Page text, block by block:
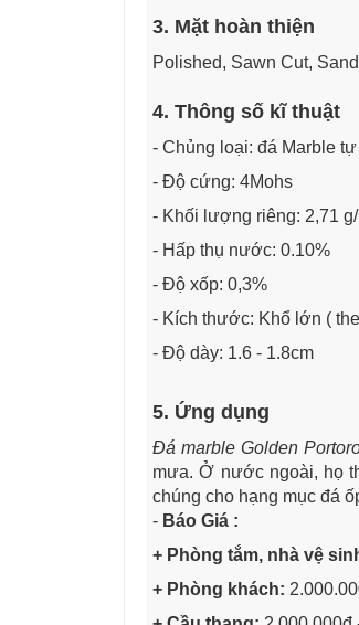
3. Mặt hoàn thiện
Polished, Sawn Cut,
4. Thông số kĩ thuật
- Chủng loại: đá Marble
- Độ cứng: 4Mohs
- Khối lượng riêng: 2,71
- Hấp thụ nước: 0.10%
- Độ xốp: 0,3%
- Kích thước: Khổ lớn (
- Độ dày: 1.6 - 1.8cm
5. Ứng dụng
Đá marble Golden
mưa. Ở nước ngoài, họ
chúng cho hạng mục đá
- Báo Giá :
+ Phòng tắm, nhà vệ
+ Phòng khách: